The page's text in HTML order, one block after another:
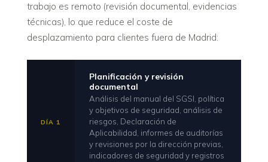
trabajo es remoto (revisión documental, evidencias
técnicas), lo que reduce el coste de
desplazamiento para clientes fuera de Madrid:
DÍA 1
Planificación y revisión
documental
Análisis del manual del SGSI, política
y objetivos de seguridad, análisis de
riesgos, Declaración de
Aplicabilidad, informes de auditorías
y revisiones por la dirección previas,
indicadores de seguridad y registros